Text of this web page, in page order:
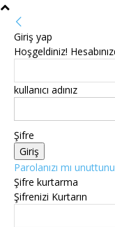
Giriş yap
Hoşgeldiniz!
kullanıcı adınız
Şifre
Parolanızı mı
Şifre kurtarma
Şifrenizi Kurtarın